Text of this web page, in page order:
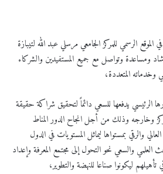
الرسمي للمركز الجامعي مرسلي عبد الله لتيبازة
ومساعدة وتواصل مع جميع المستفيدين والشركاء
وخدماته المتعددة،
الرئيسي يدفعها للسعي دائماً لتحقيق شراكة حقيقة
وخارجه وذلك من أجل انجاح​ الدور المناط
والرقي بمستواها ليماثل المستويات في الدول
والسعي نحو التحول إلى مجتمع المعرفة وإعداد
ليكونوا صناعا للنهضة والتطوير،